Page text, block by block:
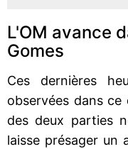
L'OM avance
Gomes
Ces dernières
observées dans ce
des deux parties
laisse présager un